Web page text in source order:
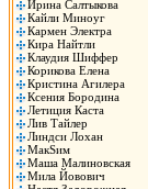
Ирина Салтыкова
Кайли Миноуг
Кармен Электра
Кира Найтли
Клаудия Шиффер
Корикова Елена
Кристина Агилера
Ксения Бородина
Летиция Каста
Лив Тайлер
Линдси Лохан
МакSим
Маша Малиновская
Мила Йовович